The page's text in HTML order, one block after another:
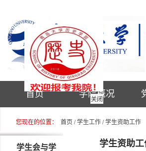
关闭
首页 学院概况
您现在的位置： 首页 /学生工作 /学生资助工作
学生会与学 学生资助工